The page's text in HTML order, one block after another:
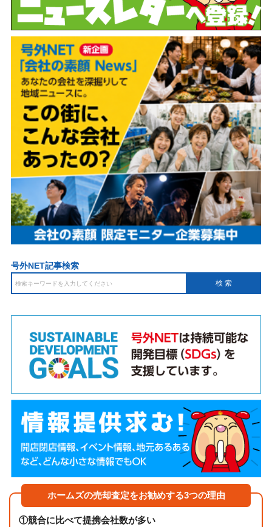
号外NET記事検索
ホームズの売却査定をお勧めする3つの理由
①競合に比べて提携会社数が多い